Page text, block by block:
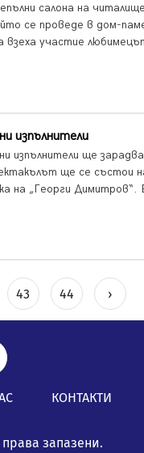
салона на
се проведе в дом-
взеха участие
изпълнители
изпълнители ще зарадва
ще се състои
на „Георги Димитров“.
43 44 ›
КОНТАКТИ
запазени.